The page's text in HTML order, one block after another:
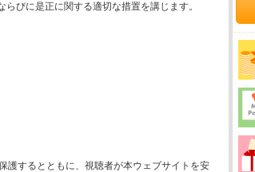
びに是正に関する適切な措置を講じます。
護するとともに、視聴者が本ウェブサイトを安